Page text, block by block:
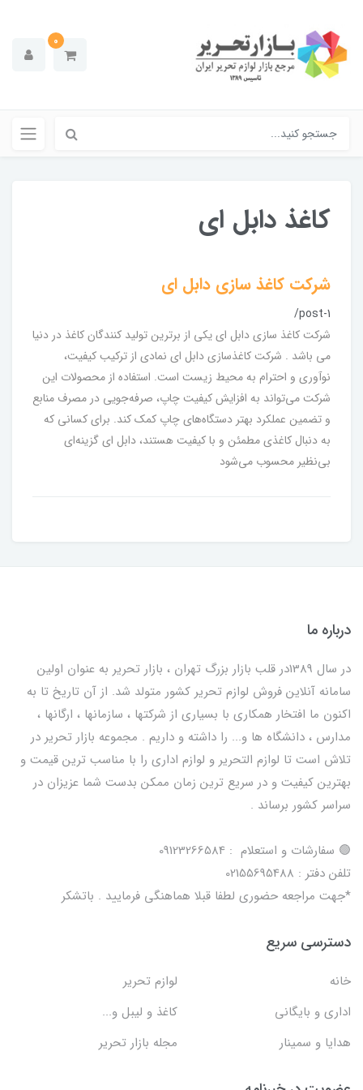
0
کاغذ دابل ای
شرکت کاغذ سازی دابل ای
/post-1
شرکت کاغذ سازی دابل ای یکی از برترین تولید کنندگان کاغذ در دنیا
می باشد . شرکت کاغذسازی دابل ای نمادی از ترکیب کیفیت،
نوآوری و احترام به محیط زیست است. استفاده از محصولات این
شرکت می‌تواند به افزایش کیفیت چاپ، صرفه‌جویی در مصرف منابع
و تضمین عملکرد بهتر دستگاه‌های چاپ کمک کند. برای کسانی که
به دنبال کاغذی مطمئن و با کیفیت هستند، دابل ای گزینه‌ای
بی‌نظیر محسوب می‌شود
درباره ما
در سال 1389در قلب بازار بزرگ تهران ، بازار تحریر به عنوان اولین
سامانه آنلاین فروش لوازم تحریر کشور متولد شد. از آن تاریخ تا به
اکنون ما افتخار همکاری با بسیاری از شرکتها ، سازمانها ، ارگانها ،
مدارس ، دانشگاه ها و... را داشته و داریم . مجموعه بازار تحریر در
تلاش است تا لوازم التحریر و لوازم اداری را با مناسب ترین قیمت و
بهترین کیفیت و در سریع ترین زمان ممکن بدست شما عزیزان در
سراسر کشور برساند .
🟢 سفارشات و استعلام : 09123266584
تلفن دفتر : 02155695488
*جهت مراجعه حضوری لطفا قبلا هماهنگی فرمایید . باتشکر
دسترسی سریع
خانه
لوازم تحریر
اداری و بایگانی
کاغذ و لیبل و...
هدایا و سمینار
مجله بازار تحریر